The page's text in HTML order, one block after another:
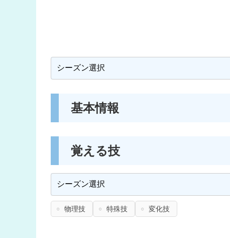
基本情報
覚える技
物理技 特殊技 変化技